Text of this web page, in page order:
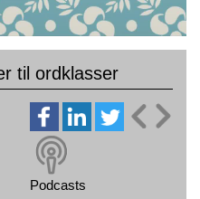
til ordklasser
Podcasts